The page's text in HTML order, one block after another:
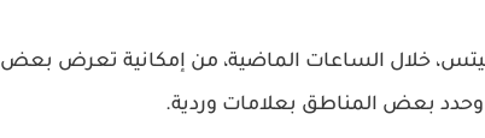
خلال الساعات الماضية، من إمكانية تعرض بعض
وحدد بعض المناطق بعلامات وردية.